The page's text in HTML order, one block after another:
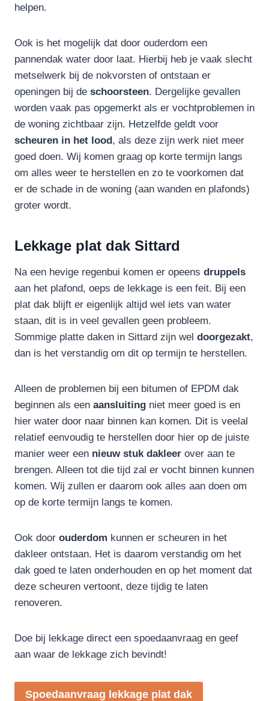
helpen.
Ook is het mogelijk dat door ouderdom een
pannendak water door laat. Hierbij heb je vaak slecht
metselwerk bij de nokvorsten of ontstaan er
openingen bij de schoorsteen. Dergelijke gevallen
worden vaak pas opgemerkt als er vochtproblemen in
de woning zichtbaar zijn. Hetzelfde geldt voor
scheuren in het lood, als deze zijn werk niet meer
goed doen. Wij komen graag op korte termijn langs
om alles weer te herstellen en zo te voorkomen dat
er de schade in de woning (aan wanden en plafonds)
groter wordt.
Lekkage plat dak Sittard
Na een hevige regenbui komen er opeens druppels
aan het plafond, oeps de lekkage is een feit. Bij een
plat dak blijft er eigenlijk altijd wel iets van water
staan, dit is in veel gevallen geen probleem.
Sommige platte daken in Sittard zijn wel doorgezakt,
dan is het verstandig om dit op termijn te herstellen.
Alleen de problemen bij een bitumen of EPDM dak
beginnen als een aansluiting niet meer goed is en
hier water door naar binnen kan komen. Dit is veelal
relatief eenvoudig te herstellen door hier op de juiste
manier weer een nieuw stuk dakleer over aan te
brengen. Alleen tot die tijd zal er vocht binnen kunnen
komen. Wij zullen er daarom ook alles aan doen om
op de korte termijn langs te komen.
Ook door ouderdom kunnen er scheuren in het
dakleer ontstaan. Het is daarom verstandig om het
dak goed te laten onderhouden en op het moment dat
deze scheuren vertoont, deze tijdig te laten
renoveren.
Doe bij lekkage direct een spoedaanvraag en geef
aan waar de lekkage zich bevindt!
Spoedaanvraag lekkage plat dak